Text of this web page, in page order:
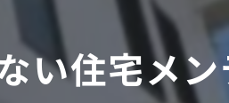
外壁塗装
防水工事
い住宅メ